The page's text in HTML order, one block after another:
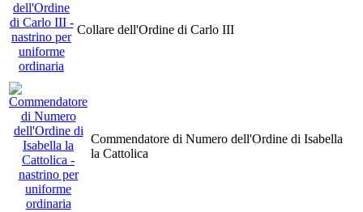
Collare dell'Ordine di Carlo III
Commendatore di Numero dell'Ordine di Isabella
la Cattolica